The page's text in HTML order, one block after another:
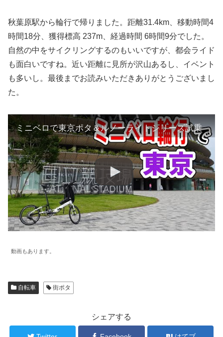
秋葉原駅から輪行で帰りました。距離31.4km、移動時間4
時間18分、獲得標高 237m、経過時間 6時間9分でした。
自然の中をサイクリングするのもいいですが、都会ライド
も面白いですね。近い距離に見所が沢山あるし、イベント
も多いし。最後までお読みいただきありがとうございまし
た。
ミニベロで東京ポタ＆ルノーライトシリーズ試乗
動画もあります。
自転車 街ポタ
シェアする